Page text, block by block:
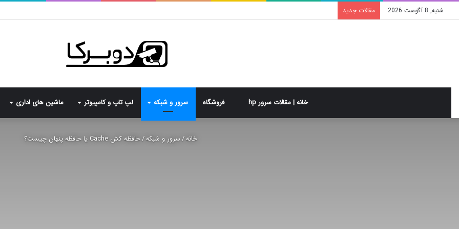
شنبه, 8 آگوست 2026 مقالات جدید
خانه | مقالات سرور hp فروشگاه سرور و شبکه لپ تاپ و کامپیوتر ماشین های اداری
خانه/سرور و شبکه/حافظه کش Cache یا حافظه پنهان چیست؟